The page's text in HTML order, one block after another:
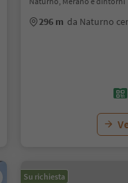
296 m da Naturno
Su richiesta